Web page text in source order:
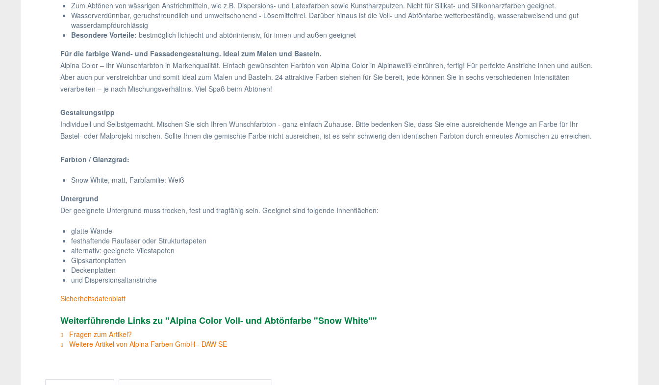
Zum Abtönen von wässrigen Anstrichmitteln, wie z.B. Dispersions- und Latexfarben sowie Kunstharzputzen. Nicht für Silikat- und Silikonharzfarben geeignet.
Wasserverdünnbar, geruchsfreundlich und umweltschonend - Lösemittelfrei. Darüber hinaus ist die Voll- und Abtönfarbe wetterbeständig, wasserabweisend und gut
wasserdampfdurchlässig
Besondere Vorteile: bestmöglich lichtecht und abtönintensiv, für innen und außen geeignet
Für die farbige Wand- und Fassadengestaltung. Ideal zum Malen und Basteln.
Alpina Color – Ihr Wunschfarbton in Markenqualität. Einfach gewünschten Farbton von Alpina Color in Alpinaweiß einrühren, fertig! Für perfekte Anstriche innen und außen.
Aber auch pur verstreichbar und somit ideal zum Malen und Basteln. 24 attraktive Farben stehen für Sie bereit, jede können Sie in sechs verschiedenen Intensitäten
verarbeiten – je nach Mischungsverhältnis. Viel Spaß beim Abtönen!
Gestaltungstipp
Individuell und Selbstgemacht. Mischen Sie sich Ihren Wunschfarbton - ganz einfach Zuhause. Bitte bedenken Sie, dass Sie eine ausreichende Menge an Farbe für Ihr
Bastel- oder Malprojekt mischen. Sollte Ihnen die gemischte Farbe nicht ausreichen, ist es sehr schwierig den identischen Farbton durch erneutes Abmischen zu erreichen.
Farbton / Glanzgrad:
Snow White, matt, Farbfamilie: Weiß
Untergrund
Der geeignete Untergrund muss trocken, fest und tragfähig sein. Geeignet sind folgende Innenflächen:
glatte Wände
festhaftende Raufaser oder Strukturtapeten
alternativ: geeignete Vliestapeten
Gipskartonplatten
Deckenplatten
und Dispersionsaltanstriche
Sicherheitsdatenblatt
Weiterführende Links zu "Alpina Color Voll- und Abtönfarbe "Snow White""
Fragen zum Artikel?
Weitere Artikel von Alpina Farben GmbH - DAW SE